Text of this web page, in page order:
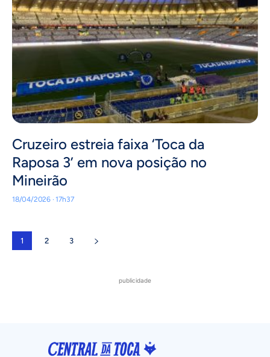
Cruzeiro estreia faixa ‘Toca da
Raposa 3’ em nova posição no
Mineirão
18/04/2026 · 17h37
1 2 3
publicidade